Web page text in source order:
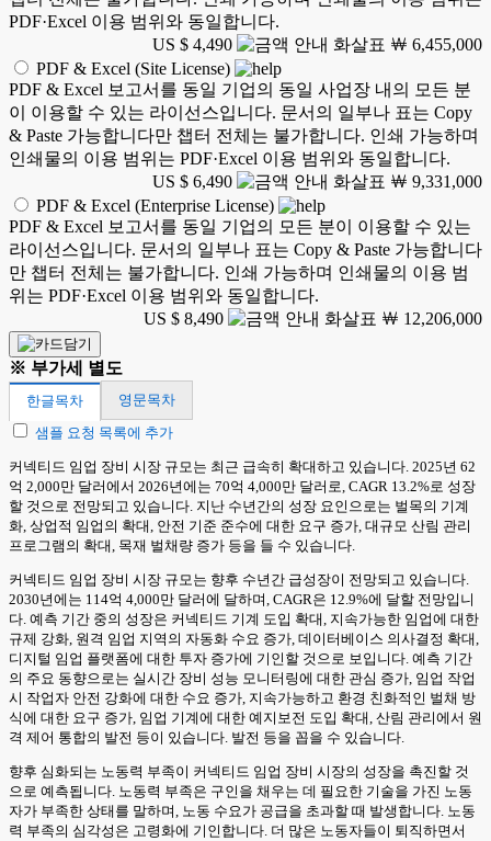
PDF·Excel 이용 범위와 동일합니다.
US $ 4,490
￦ 6,455,000
PDF & Excel (Site License)
PDF & Excel 보고서를 동일 기업의 동일 사업장 내의 모든 분
이 이용할 수 있는 라이선스입니다. 문서의 일부나 표는 Copy
& Paste 가능합니다만 챕터 전체는 불가합니다. 인쇄 가능하며
인쇄물의 이용 범위는 PDF·Excel 이용 범위와 동일합니다.
US $ 6,490
￦ 9,331,000
PDF & Excel (Enterprise License)
PDF & Excel 보고서를 동일 기업의 모든 분이 이용할 수 있는
라이선스입니다. 문서의 일부나 표는 Copy & Paste 가능합니다
만 챕터 전체는 불가합니다. 인쇄 가능하며 인쇄물의 이용 범
위는 PDF·Excel 이용 범위와 동일합니다.
US $ 8,490
￦ 12,206,000
※ 부가세 별도
한글목차
영문목차
샘플 요청 목록에 추가
커넥티드 임업 장비 시장 규모는 최근 급속히 확대하고 있습니다. 2025년 62
억 2,000만 달러에서 2026년에는 70억 4,000만 달러로, CAGR 13.2%로 성장
할 것으로 전망되고 있습니다. 지난 수년간의 성장 요인으로는 벌목의 기계
화, 상업적 임업의 확대, 안전 기준 준수에 대한 요구 증가, 대규모 산림 관리
프로그램의 확대, 목재 벌채량 증가 등을 들 수 있습니다.
커넥티드 임업 장비 시장 규모는 향후 수년간 급성장이 전망되고 있습니다.
2030년에는 114억 4,000만 달러에 달하며, CAGR은 12.9%에 달할 전망입니
다. 예측 기간 중의 성장은 커넥티드 기계 도입 확대, 지속가능한 임업에 대한
규제 강화, 원격 임업 지역의 자동화 수요 증가, 데이터베이스 의사결정 확대,
디지털 임업 플랫폼에 대한 투자 증가에 기인할 것으로 보입니다. 예측 기간
의 주요 동향으로는 실시간 장비 성능 모니터링에 대한 관심 증가, 임업 작업
시 작업자 안전 강화에 대한 수요 증가, 지속가능하고 환경 친화적인 벌채 방
식에 대한 요구 증가, 임업 기계에 대한 예지보전 도입 확대, 산림 관리에서 원
격 제어 통합의 발전 등이 있습니다. 발전 등을 꼽을 수 있습니다.
향후 심화되는 노동력 부족이 커넥티드 임업 장비 시장의 성장을 촉진할 것
으로 예측됩니다. 노동력 부족은 구인을 채우는 데 필요한 기술을 가진 노동
자가 부족한 상태를 말하며, 노동 수요가 공급을 초과할 때 발생합니다. 노동
력 부족의 심각성은 고령화에 기인합니다. 더 많은 노동자들이 퇴직하면서